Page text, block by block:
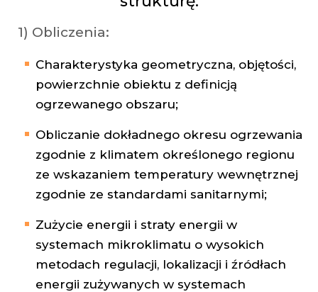
1) Obliczenia:
Charakterystyka geometryczna, objętości,
powierzchnie obiektu z definicją
ogrzewanego obszaru;
Obliczanie dokładnego okresu ogrzewania
zgodnie z klimatem określonego regionu
ze wskazaniem temperatury wewnętrznej
zgodnie ze standardami sanitarnymi;
Zużycie energii i straty energii w
systemach mikroklimatu o wysokich
metodach regulacji, lokalizacji i źródłach
energii zużywanych w systemach